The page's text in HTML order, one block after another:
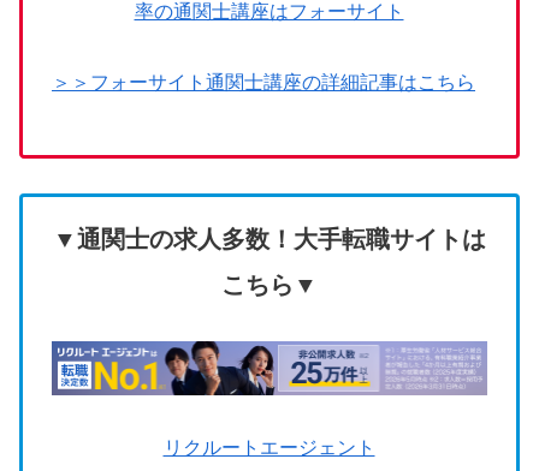
率の通関士講座はフォーサイト
＞＞フォーサイト通関士講座の詳細記事はこちら
▼通関士の求人多数！大手転職サイトは
こちら▼
リクルートエージェント